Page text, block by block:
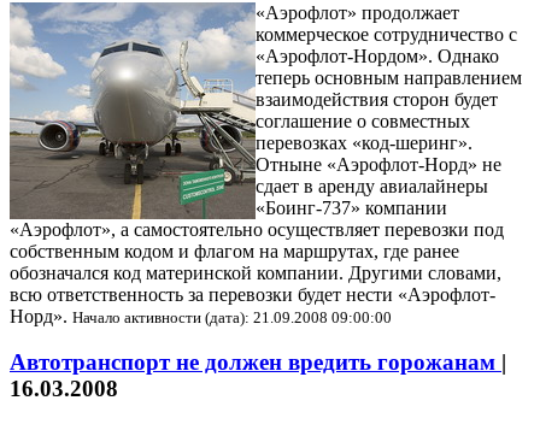
«Аэрофлот» продолжает
коммерческое сотрудничество с
«Аэрофлот-Нордом». Однако
теперь основным направлением
взаимодействия сторон будет
соглашение о совместных
перевозках «код-шеринг».
Отныне «Аэрофлот-Норд» не
сдает в аренду авиалайнеры
«Боинг-737» компании
«Аэрофлот», а самостоятельно осуществляет перевозки под
собственным кодом и флагом на маршрутах, где ранее
обозначался код материнской компании. Другими словами,
всю ответственность за перевозки будет нести «Аэрофлот-
Норд». Начало активности (дата): 21.09.2008 09:00:00
Автотранспорт не должен вредить горожанам |
16.03.2008